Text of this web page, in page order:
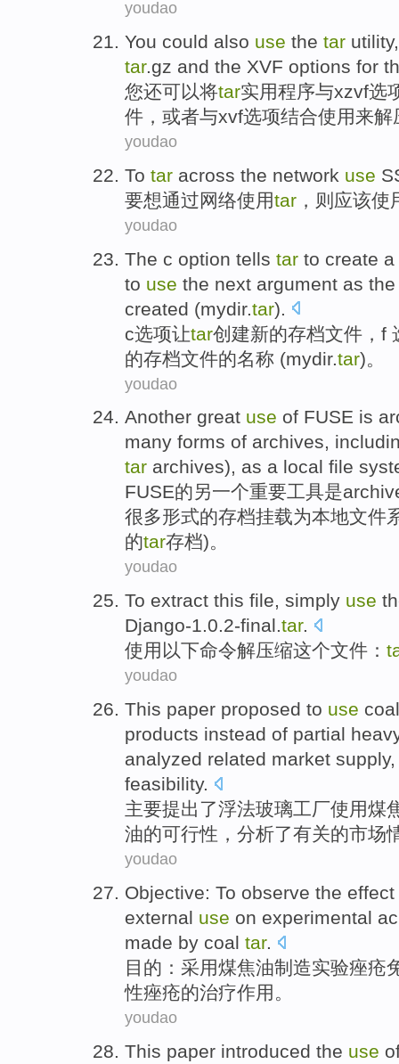
youdao
You could also use the tar utility
tar.gz and the XVF options for
您还可以将tar实用程序与xzvf选
件 ，或者与xvf选项结合使用来解
youdao
To tar across the network use
要想通过网络使用tar ，则应该使
youdao
The c option tells tar to create a
to use the next argument as
created (mydir. tar).
c选项让tar创建新的存档文件， f
的存档文件的名称 (mydir. tar)。
youdao
Another great use of FUSE is
many forms of archives,
tar archives), as a local file
FUSE的另一个重要工具是
很多形式的存档挂载为本地文件
的tar存档)。
youdao
To extract this file, simply use
Django-1.0.2-final.tar.
使用 以下命令解压缩这个文件 ：
youdao
This paper proposed to use
products instead of partial
analyzed related market supply
feasibility.
主要提出了浮法玻璃工厂使用煤
油的可行性 ， 分析了有关的市场
youdao
Objective: To observe the effect
external use on experimental
made by coal tar.
目的 ：采用煤焦油制造实验痤疮
性痤疮的治疗作用 。
youdao
This paper introduced the use